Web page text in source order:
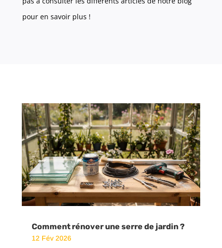
pour en savoir plus !
Comment rénover une serre de jardin ?
12 Fév 2026